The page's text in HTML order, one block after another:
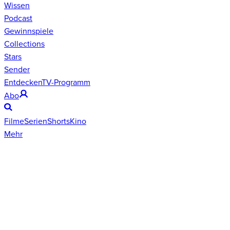
Wissen
Podcast
Gewinnspiele
Collections
Stars
Sender
EntdeckenTV-Programm
Abo
FilmeSerienShortsKino
Mehr